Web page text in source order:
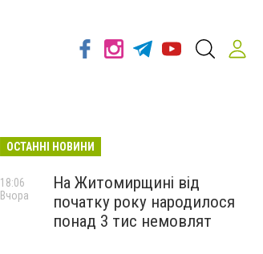
ОСТАННІ НОВИНИ
На Житомирщині від
початку року народилося
понад 3 тис немовлят
18:06
Вчора